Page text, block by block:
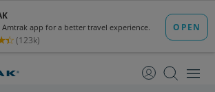
Contenido
Navegación